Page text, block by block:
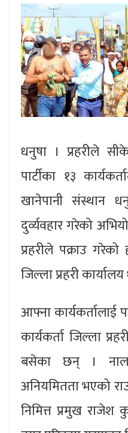
धनुषा । प्रहरीले
पार्टीका १३
खानेपानी संस्थान
दुर्व्यवहार गरेको
प्रहरीले पक्राउ
जिल्ला प्रहरी
आफ्ना कार्यकर्तालाई
कार्यकर्ता जिल्ला
बसेका छन् ।
अनियमितता भएको
निमित्त प्रमुख राजेश